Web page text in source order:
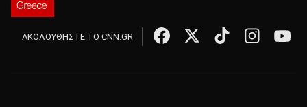
ΑΚΟΛΟΥΘΗΣΤΕ ΤΟ CNN.GR